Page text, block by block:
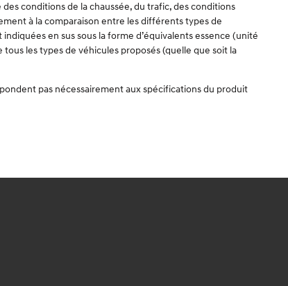
conditions de la chaussée, du trafic, des conditions
à la comparaison entre les différents types de
en sus sous la forme d’équivalents essence (unité
les types de véhicules proposés (quelle que soit la
pas nécessairement aux spécifications du produit